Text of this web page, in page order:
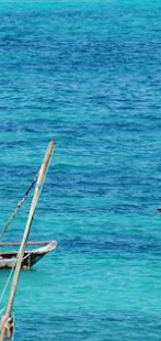
)
voyage à travers
de découverte qui